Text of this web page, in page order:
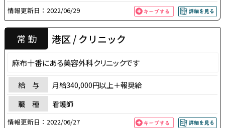
情報更新日：2022/06/29
常 勤 港区 / クリニック
麻布十番にある美容外科クリニックです
給 与
月給340,000円以上＋報奨給
職 種
看護師
情報更新日：2022/06/27